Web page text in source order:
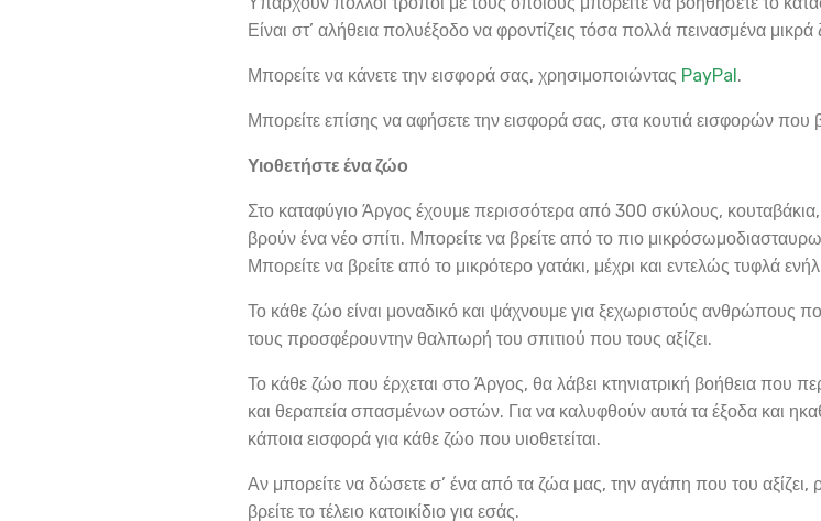
Είναι στ’ αλήθεια πολυέξοδο να φροντίζεις τόσα πολλά πεινασμένα μικρά
Μπορείτε να κάνετε την εισφορά σας, χρησιμοποιώντας PayPal.
Μπορείτε επίσης να αφήσετε την εισφορά σας, στα κουτιά εισφορών που
Υιοθετήστε ένα ζώο
Στο καταφύγιο Άργος έχουμε περισσότερα από 300 σκύλους,
βρούν ένα νέο σπίτι. Μπορείτε να βρείτε από το πιο
Μπορείτε να βρείτε από το μικρότερο γατάκι, μέχρι και εντελώς τυφλά
Το κάθε ζώο είναι μοναδικό και ψάχνουμε για ξεχωριστούς ανθρώπους
τους προσφέρουντην θαλπωρή του σπιτιού που τους αξίζει.
Το κάθε ζώο που έρχεται στο Άργος, θα λάβει κτηνιατρική βοήθεια που
και θεραπεία σπασμένων οστών. Για να καλυφθούν αυτά τα έξοδα και
κάποια εισφορά για κάθε ζώο που υιοθετείται.
Αν μπορείτε να δώσετε σ’ ένα από τα ζώα μας, την αγάπη που του αξίζει,
βρείτε το τέλειο κατοικίδιο για εσάς.